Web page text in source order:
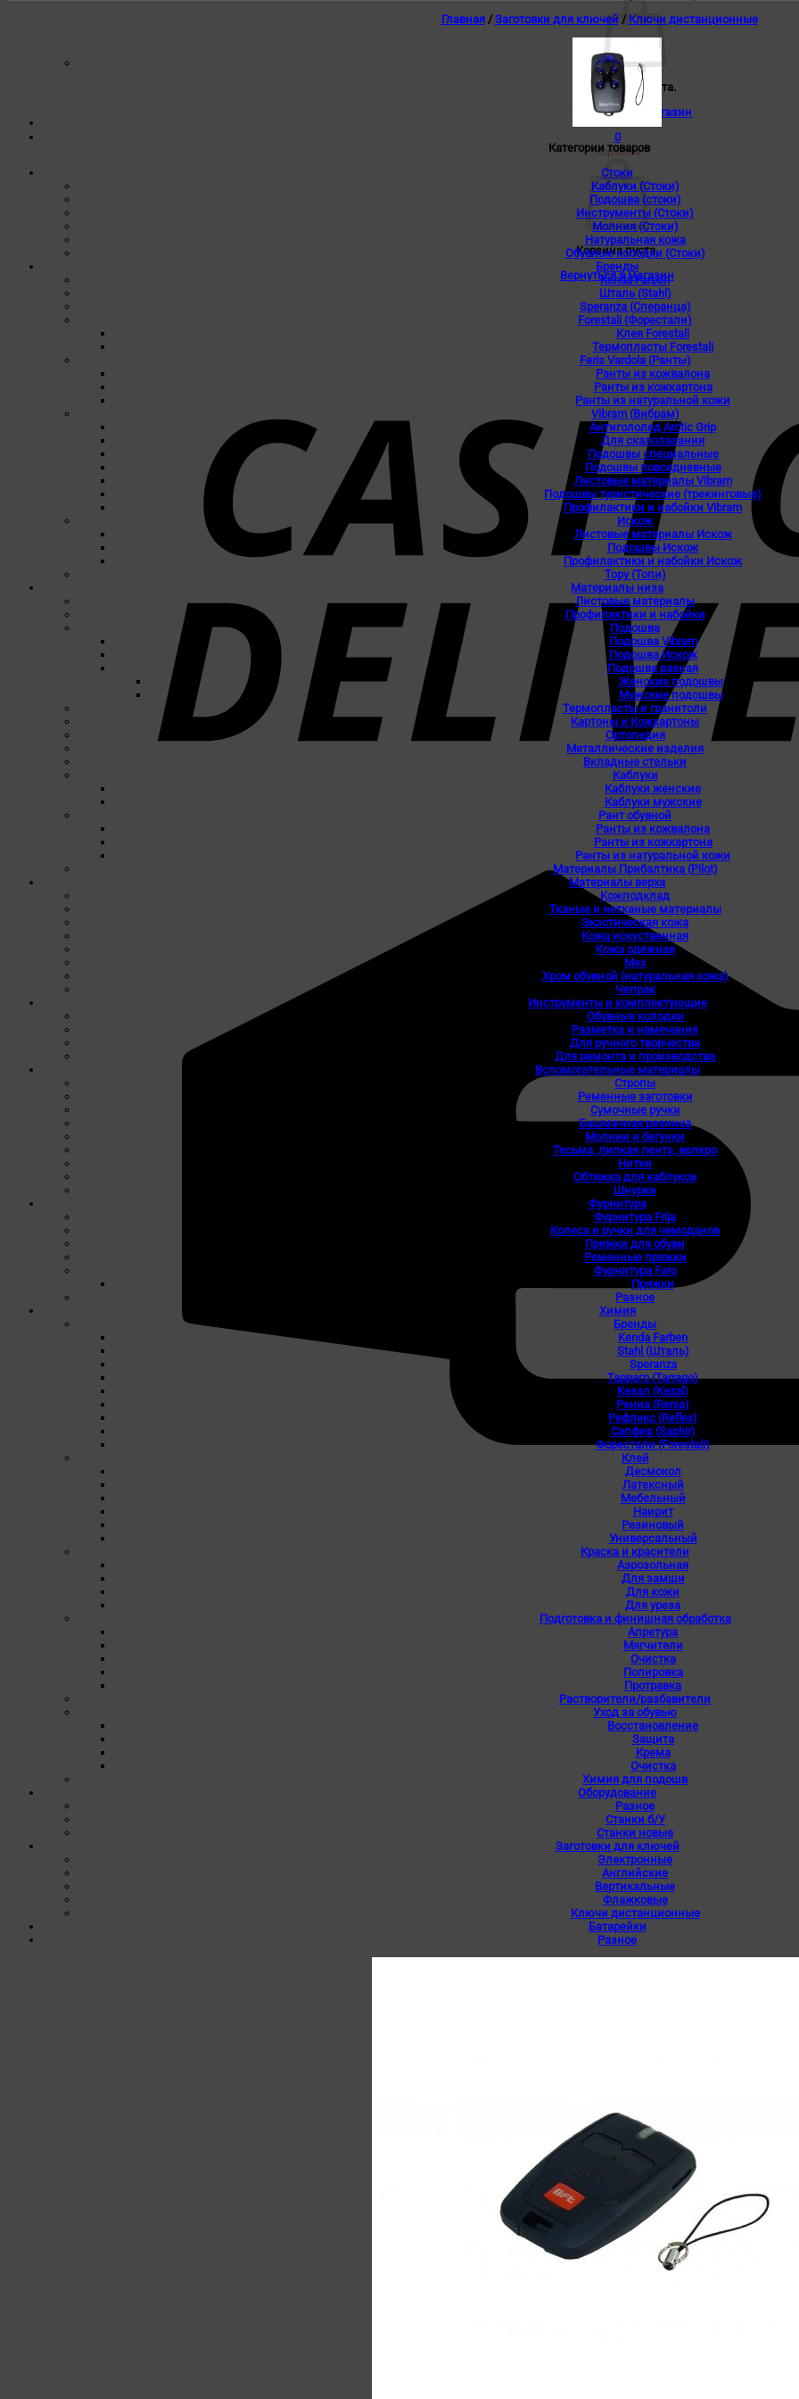
Корзина пуста.
Вернуться в магазин
0
Корзина
Корзина пуста.
Вернуться в магазин
Главная / Заготовки для ключей / Ключи дистанционные
Категории товаров
Стоки
Каблуки (Стоки)
Подошва (стоки)
Инструменты (Стоки)
Молния (Стоки)
Натуральная кожа
Обувные колодки (Стоки)
Бренды
Kenda Farben
Шталь (Stahl)
Speranza (Сперанца)
Forestali (Форестали)
Клея Forestali
Термопласты Forestali
Feris Vardola (Ранты)
Ранты из кожвалона
Ранты из кожкартона
Ранты из натуральной кожи
Vibram (Вибрам)
Антигололед Arctic Grip
Для скалолазания
Подошвы специальные
Подошвы повседневные
Листовые материалы Vibram
Подошвы туристические (трекинговые)
Профилактики и набойки Vibram
Искож
Листовые материалы Искож
Подошвы Искож
Профилактики и набойки Искож
Topy (Топи)
Материалы низа
Листовые материалы
Профилактики и набойки
Подошва
Подошва Vibram
Подошва Искож
Подошва разная
Женские подошвы
Мужские подошвы
Термопласты и гранитоли
Картоны и Кожкартоны
Ортопедия
Металлические изделия
Вкладные стельки
Каблуки
Каблуки женские
Каблуки мужские
Рант обувной
Ранты из кожвалона
Ранты из кожкартона
Ранты из натуральной кожи
Материалы Прибалтика (Pilot)
Материалы верха
Кожподклад
Тканые и нетканые материалы
Экзотическая кожа
Кожа искуственная
Кожа одежная
Мех
Хром обувной (натуральная кожа)
Чепрак
Инструменты и комплектующие
Обувные колодки
Разметка и намечания
Для ручного творчества
Для ремонта и производства
Вспомогательные материалы
Стропы
Ременные заготовки
Сумочные ручки
Башмачная резинка
Молнии и бегунки
Тесьма, липкая лента, велкро
Нитки
Обтяжка для каблуков
Шнурки
Фурнитура
Фурнитура Frija
Колеса и ручки для чемоданов
Пряжки для обуви
Ременные пряжки
Фурнитура Faro
Пряжки
Разное
Химия
Бренды
Kenda Farben
Stahl (Шталь)
Speranza
Тарраго (Tarrago)
Кезал (Kezal)
Рениа (Renia)
Рефлекс (Reflex)
Сапфир (Saphir)
Форестали (Forestali)
Клей
Десмокол
Латексный
Мебельный
Наирит
Резиновый
Универсальный
Краска и красители
Аэрозольная
Для замши
Для кожи
Для уреза
Подготовка и финишная обработка
Апретура
Мягчители
Очистка
Полировка
Протравка
Растворители/разбавители
Уход за обувью
Восстановление
Защита
Крема
Очистка
Химия для подошв
Оборудование
Разное
Станки б/У
Станки новые
Заготовки для ключей
Электронные
Английские
Вертикальные
Флажковые
Ключи дистанционные
Батарейки
Разное